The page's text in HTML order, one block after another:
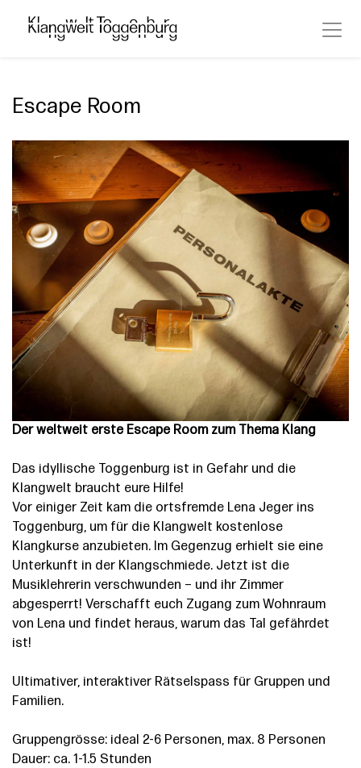
Escape Room
Der weltweit erste Escape Room zum Thema Klang
Das idyllische Toggenburg ist in Gefahr und die
Klangwelt braucht eure Hilfe!
Vor einiger Zeit kam die ortsfremde Lena Jeger ins
Toggenburg, um für die Klangwelt kostenlose
Klangkurse anzubieten. Im Gegenzug erhielt sie eine
Unterkunft in der Klangschmiede. Jetzt ist die
Musiklehrerin verschwunden – und ihr Zimmer
abgesperrt! Verschafft euch Zugang zum Wohnraum
von Lena und findet heraus, warum das Tal gefährdet
ist!
Ultimativer, interaktiver Rätselspass für Gruppen und
Familien.
Gruppengrösse: ideal 2-6 Personen, max. 8 Personen
Dauer: ca. 1-1.5 Stunden